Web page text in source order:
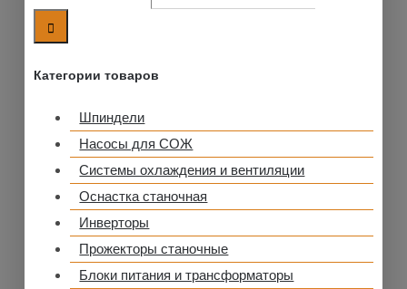
Категории товаров
Шпиндели
Насосы для СОЖ
Системы охлаждения и вентиляции
Оснастка станочная
Инверторы
Прожекторы станочные
Блоки питания и трансформаторы